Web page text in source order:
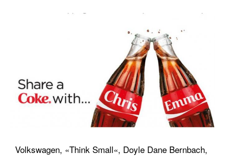
Volkswagen, «Think Small«, Doyle Dane Bernbach,